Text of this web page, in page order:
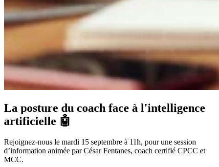
La posture du coach face à l'intelligence
artificielle 🤖
Rejoignez-nous le mardi 15 septembre à 11h, pour une session
d’information animée par César Fentanes, coach certifié CPCC et
MCC.